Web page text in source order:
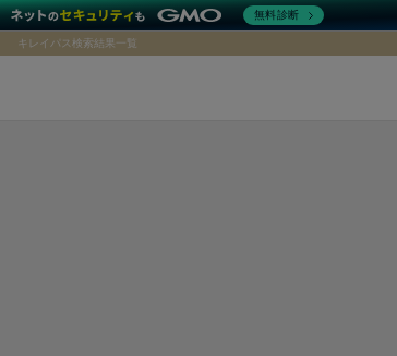
キレイパス検索結果一覧
無料診断